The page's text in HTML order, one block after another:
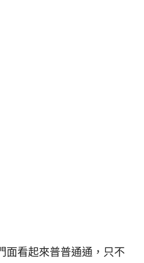
面看起來普普通通，只不